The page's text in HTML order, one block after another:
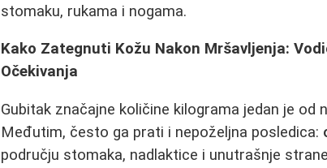
stomaku, rukama i nogama.
Kako Zategnuti Kožu Nakon Mršavljenja:
Očekivanja
Gubitak značajne količine kilograma jedan je od
Međutim, često ga prati i nepoželjna posledica:
području stomaka, nadlaktice i unutrašnje